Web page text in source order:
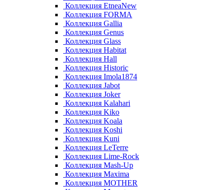
Коллекция EtneaNew
Коллекция FORMA
Коллекция Gallia
Коллекция Genus
Коллекция Glass
Коллекция Habitat
Коллекция Hall
Коллекция Historic
Коллекция Imola1874
Коллекция Jabot
Коллекция Joker
Коллекция Kalahari
Коллекция Kiko
Коллекция Koala
Коллекция Koshi
Коллекция Kuni
Коллекция LeTerre
Коллекция Lime-Rock
Коллекция Mash-Up
Коллекция Maxima
Коллекция MOTHER